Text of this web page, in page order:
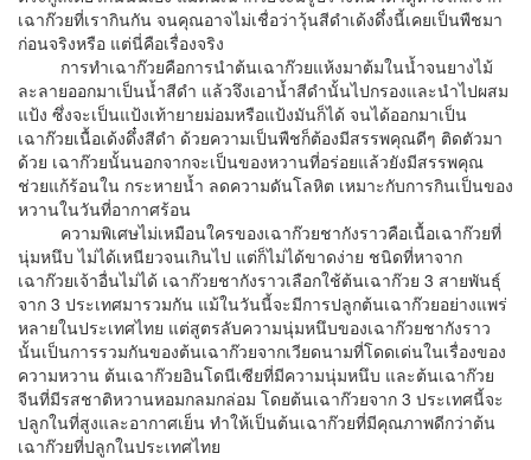
เฉาก๊วยที่เรากินกัน จนคุณอาจไม่เชื่อว่าวุ้นสีดำเด้งดึ๋งนี้เคยเป็นพืชมา
ก่อนจริงหรือ แต่นี่คือเรื่องจริง
การทำเฉาก๊วยคือการนำต้นเฉาก๊วยแห้งมาต้มในน้ำจนยางไม้
ละลายออกมาเป็นน้ำสีดำ แล้วจึงเอาน้ำสีดำนั้นไปกรองและนำไปผสม
แป้ง ซึ่งจะเป็นแป้งเท้ายายม่อมหรือแป้งมันก็ได้ จนได้ออกมาเป็น
เฉาก๊วยเนื้อเด้งดึ๋งสีดำ ด้วยความเป็นพืชก็ต้องมีสรรพคุณดีๆ ติดตัวมา
ด้วย เฉาก๊วยนั้นนอกจากจะเป็นของหวานที่อร่อยแล้วยังมีสรรพคุณ
ช่วยแก้ร้อนใน กระหายน้ำ ลดความดันโลหิต เหมาะกับการกินเป็นของ
หวานในวันที่อากาศร้อน
ความพิเศษไม่เหมือนใครของเฉาก๊วยชากังราวคือเนื้อเฉาก๊วยที่
นุ่มหนึบ ไม่ได้เหนียวจนเกินไป แต่ก็ไม่ได้ขาดง่าย ชนิดที่หาจาก
เฉาก๊วยเจ้าอื่นไม่ได้ เฉาก๊วยชากังราวเลือกใช้ต้นเฉาก๊วย 3 สายพันธุ์
จาก 3 ประเทศมารวมกัน แม้ในวันนี้จะมีการปลูกต้นเฉาก๊วยอย่างแพร่
หลายในประเทศไทย แต่สูตรลับความนุ่มหนึบของเฉาก๊วยชากังราว
นั้นเป็นการรวมกันของต้นเฉาก๊วยจากเวียดนามที่โดดเด่นในเรื่องของ
ความหวาน ต้นเฉาก๊วยอินโดนีเซียที่มีความนุ่มหนึบ และต้นเฉาก๊วย
จีนที่มีรสชาติหวานหอมกลมกล่อม โดยต้นเฉาก๊วยจาก 3 ประเทศนี้จะ
ปลูกในที่สูงและอากาศเย็น ทำให้เป็นต้นเฉาก๊วยที่มีคุณภาพดีกว่าต้น
เฉาก๊วยที่ปลูกในประเทศไทย